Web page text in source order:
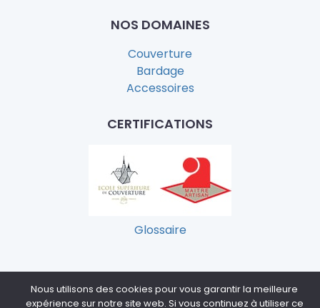
NOS DOMAINES
Couverture
Bardage
Accessoires
CERTIFICATIONS
Glossaire
Copyright2026| Réalisation et éco-conception
Dioqa|Mentions légales|Conditions Générales de
Nous utilisons des cookies pour vous garantir la meilleure
expérience sur notre site web. Si vous continuez à utiliser ce